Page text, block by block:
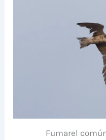
Fumarel